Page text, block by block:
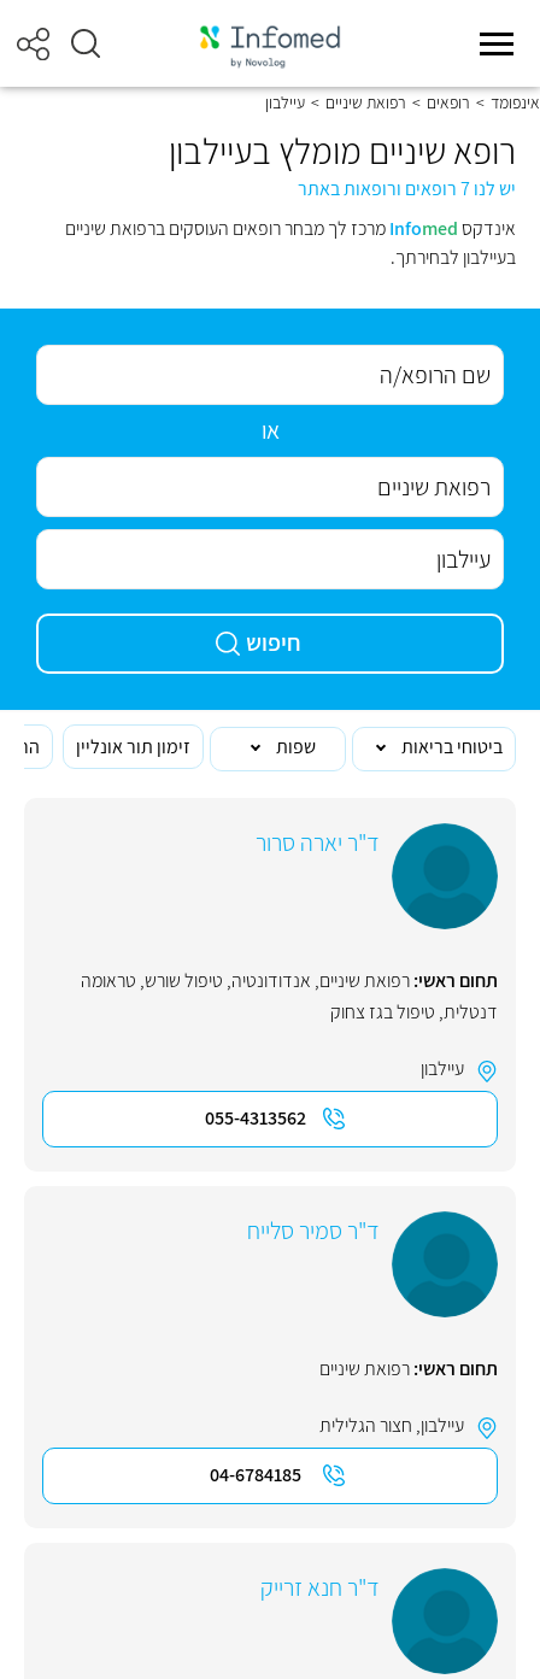
אינפומד > רופאים > רפואת שיניים > עיילבון
רופא שיניים מומלץ בעיילבון
יש לנו 7 רופאים ורופאות באתר
אינדקס
Infomed
מרכז לך מבחר רופאים העוסקים ברפואת שיניים
בעיילבון לבחירתך.
או
חיפוש
ביטוחי בריאות שפות זימון תור אונליין
ד"ר יארה סרור
תחום ראשי:רפואת שיניים, אנדודונטיה, טיפול שורש, טראומה
דנטלית, טיפול בגז צחוק
עיילבון
055-4313562
ד"ר סמיר סלייח
תחום ראשי:רפואת שיניים
עיילבון, חצור הגלילית
04-6784185
ד"ר חנא זרייק